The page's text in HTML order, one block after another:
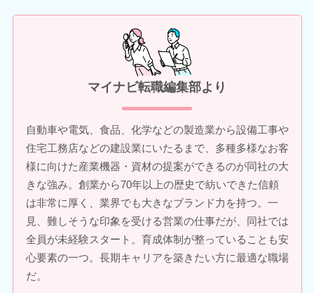
マイナビ転職編集部より
自動車や電気、食品、化学などの製造業から設備工事や
住宅工務店などの建設業にいたるまで、多種多様なお客
様に向けた産業機器・資材の提案ができるのが同社の大
きな強み。創業から70年以上の歴史で紡いできた信頼
は非常に厚く、業界でも大きなブランド力を持つ。一
見、難しそうな印象を受ける営業の仕事だが、同社では
全員が未経験スタート。育成体制が整っていることも安
心要素の一つ。長期キャリアを築きたい方に最適な職場
だ。